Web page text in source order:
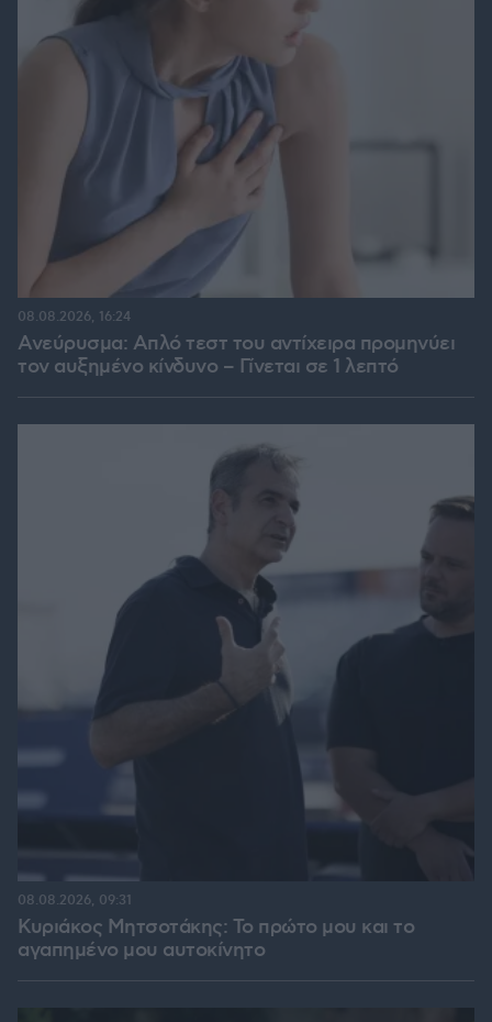
Ανεύρυσμα: Απλό τεστ του αντίχειρα προμηνύει
τον αυξημένο κίνδυνο – Γίνεται σε 1 λεπτό
08.08.2026, 16:24
Κυριάκος Μητσοτάκης: Το πρώτο μου και το
αγαπημένο μου αυτοκίνητο
08.08.2026, 09:31